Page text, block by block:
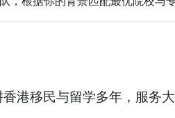
港移民与留学多年，服务